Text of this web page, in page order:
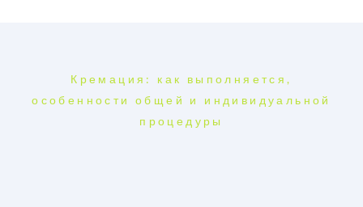
Кремация: как выполняется,
особенности общей и индивидуальной
процедуры